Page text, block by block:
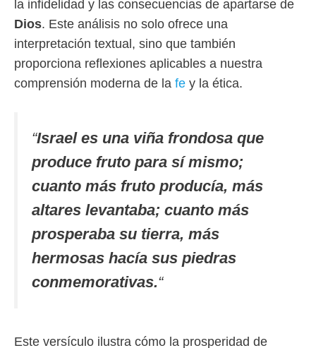
la infidelidad y las consecuencias de apartarse de
Dios. Este análisis no solo ofrece una
interpretación textual, sino que también
proporciona reflexiones aplicables a nuestra
comprensión moderna de la fe y la ética.
“Israel es una viña frondosa que
produce fruto para sí mismo;
cuanto más fruto producía, más
altares levantaba; cuanto más
prosperaba su tierra, más
hermosas hacía sus piedras
conmemorativas.“
Este versículo ilustra cómo la prosperidad de